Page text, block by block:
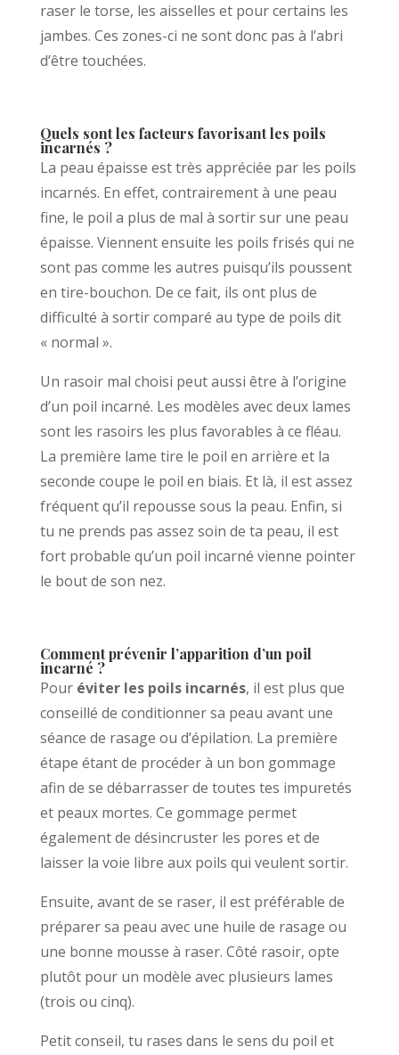
raser le torse, les aisselles et pour certains les
jambes. Ces zones-ci ne sont donc pas à l’abri
d’être touchées.
Quels sont les facteurs favorisant les poils
incarnés ?
La peau épaisse est très appréciée par les poils
incarnés. En effet, contrairement à une peau
fine, le poil a plus de mal à sortir sur une peau
épaisse. Viennent ensuite les poils frisés qui ne
sont pas comme les autres puisqu’ils poussent
en tire-bouchon. De ce fait, ils ont plus de
difficulté à sortir comparé au type de poils dit
« normal ».
Un rasoir mal choisi peut aussi être à l’origine
d’un poil incarné. Les modèles avec deux lames
sont les rasoirs les plus favorables à ce fléau.
La première lame tire le poil en arrière et la
seconde coupe le poil en biais. Et là, il est assez
fréquent qu’il repousse sous la peau. Enfin, si
tu ne prends pas assez soin de ta peau, il est
fort probable qu’un poil incarné vienne pointer
le bout de son nez.
Comment prévenir l’apparition d’un poil
incarné ?
Pour éviter les poils incarnés, il est plus que
conseillé de conditionner sa peau avant une
séance de rasage ou d’épilation. La première
étape étant de procéder à un bon gommage
afin de se débarrasser de toutes tes impuretés
et peaux mortes. Ce gommage permet
également de désincruster les pores et de
laisser la voie libre aux poils qui veulent sortir.
Ensuite, avant de se raser, il est préférable de
préparer sa peau avec une huile de rasage ou
une bonne mousse à raser. Côté rasoir, opte
plutôt pour un modèle avec plusieurs lames
(trois ou cinq).
Petit conseil, tu rases dans le sens du poil et